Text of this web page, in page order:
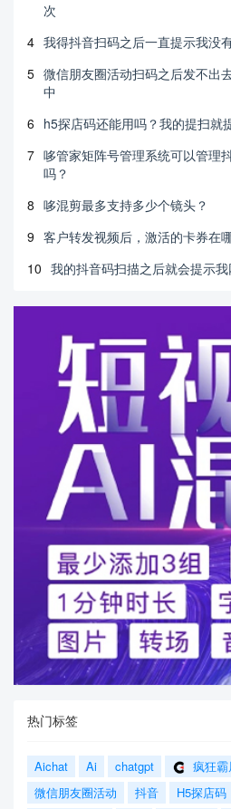
次
4 我得抖音扫码之后一直提示我没
5 微信朋友圈活动扫码之后发不出
中
6 h5探店码还能用吗？我的提扫就
7 哆管家矩阵号管理系统可以管理
吗？
8 哆混剪最多支持多少个镜头？
9 客户转发视频后，激活的卡券在
10 我的抖音码扫描之后就会提示
热门标签
Aichat Ai chatgpt 疯狂
微信朋友圈活动
抖音 H5探店码